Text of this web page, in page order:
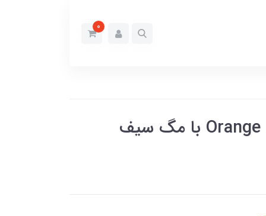
0
قاب Orange AG with Apple logo با مگ سیف